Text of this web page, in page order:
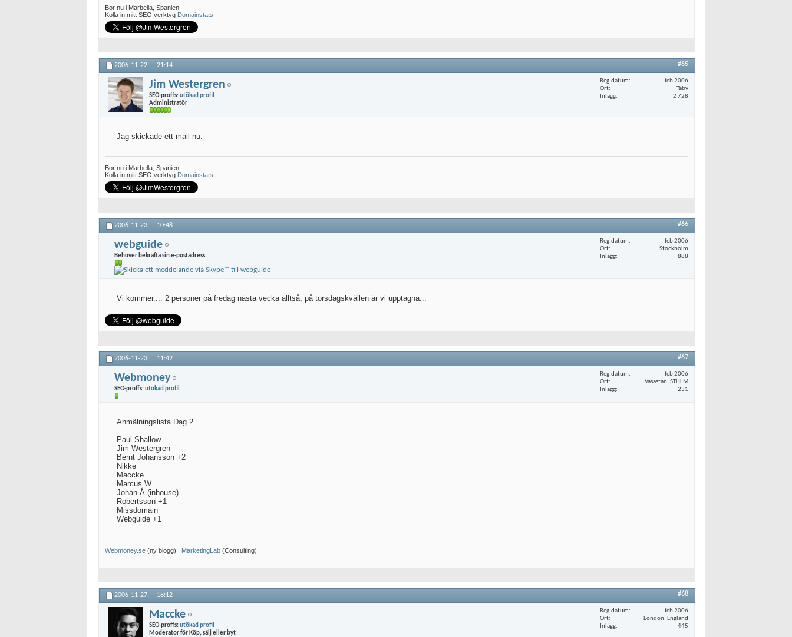
Bor nu i Marbella, Spanien
Kolla in mitt SEO verktyg Domainstats
2006-11-22, 21:14 #65
Jim Westergren
SEO-proffs:utökad profil
Administratör
Reg.datum
feb 2006
Ort
Täby
Inlägg
2 728
Jag skickade ett mail nu.
Bor nu i Marbella, Spanien
Kolla in mitt SEO verktyg Domainstats
2006-11-23, 10:48 #66
webguide
Behöver bekräfta sin e-postadress
Reg.datum
feb 2006
Ort
Stockholm
Inlägg
888
Vi kommer.... 2 personer på fredag nästa vecka alltså, på torsdagskvällen är vi upptagna...
2006-11-23, 11:42 #67
Webmoney
SEO-proffs:utökad profil
Reg.datum
feb 2006
Ort
Vasastan, STHLM
Inlägg
231
Anmälningslista Dag 2..
Paul Shallow
Jim Westergren
Bernt Johansson +2
Nikke
Maccke
Marcus W
Johan Å (inhouse)
Robertsson +1
Missdomain
Webguide +1
Webmoney.se (ny blogg) | MarketingLab (Consulting)
2006-11-27, 18:12 #68
Maccke
SEO-proffs:utökad profil
Moderator för Köp, sälj eller byt
Reg.datum
feb 2006
Ort
London, England
Inlägg
445